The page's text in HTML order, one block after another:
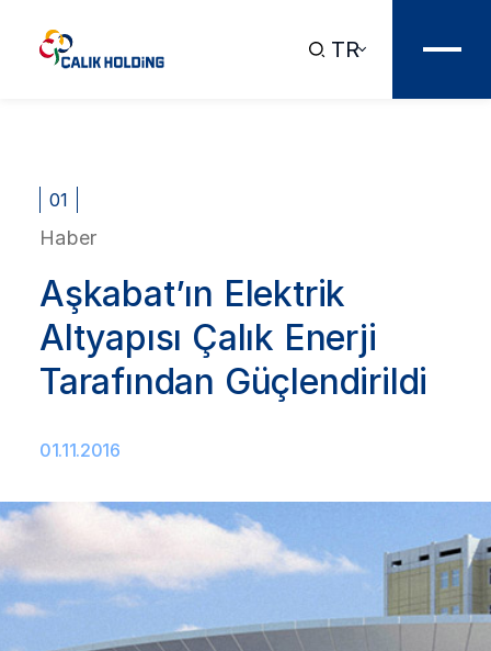
TR
01
Haber
Aşkabat’ın Elektrik
Altyapısı Çalık Enerji
Tarafından Güçlendirildi
01.11.2016